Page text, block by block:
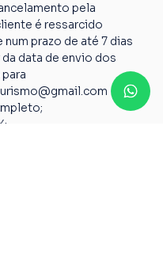
pela
é ressarcido
prazo de até 7 dias
data de envio dos